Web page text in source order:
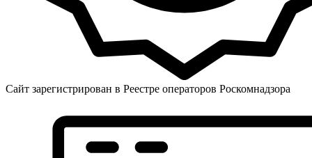
Сайт зарегистрирован в Реестре операторов Роскомнадзора